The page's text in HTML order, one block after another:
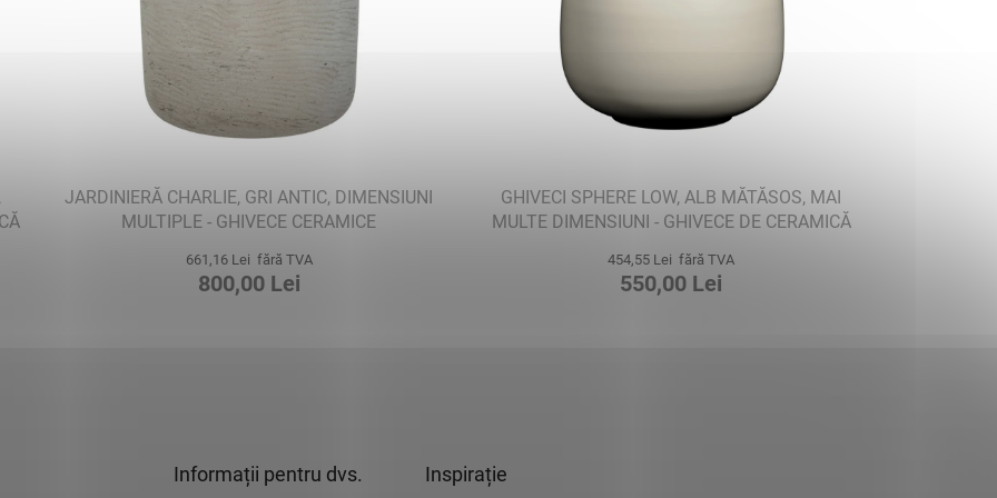
JARDINIERĂ CHARLIE, GRI ANTIC, DIMENSIUNI
MULTIPLE - GHIVECE CERAMICE
661,16 Lei fără TVA
800,00 Lei
GHIVECI SPHERE LOW, ALB MĂTĂSOS, MAI
MULTE DIMENSIUNI - GHIVECE DE CERAMICĂ
454,55 Lei fără TVA
550,00 Lei
Informații pentru dvs. Inspirație